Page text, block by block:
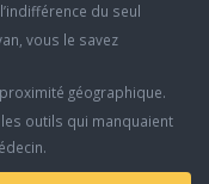
du seul
vous le savez
géographique.
outils qui manquaient